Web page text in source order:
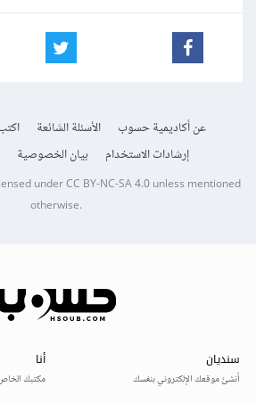
عن أكاديمية حسوب الأسئلة الشائعة
إرشادات الاستخدام
بيان الخصوصية
underCC BY-NC-SA 4.0unless mentioned
otherwise.